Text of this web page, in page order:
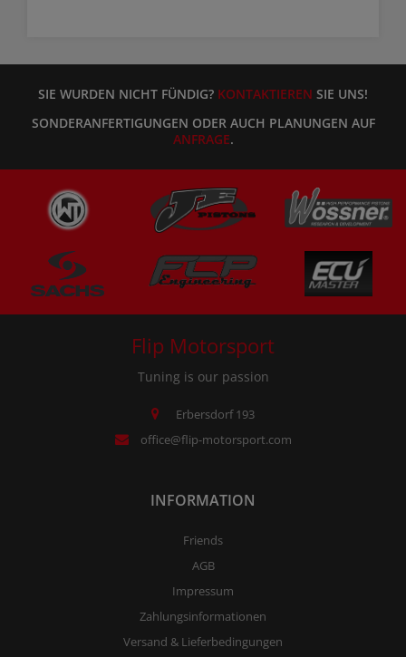
SIE WURDEN NICHT FÜNDIG? KONTAKTIEREN SIE UNS!
SONDERANFERTIGUNGEN ODER AUCH PLANUNGEN AUF
ANFRAGE.
Flip Motorsport
Tuning is our passion
Erbersdorf 193
office@flip-motorsport.com
INFORMATION
Friends
AGB
Impressum
Zahlungsinformationen
Versand & Lieferbedingungen